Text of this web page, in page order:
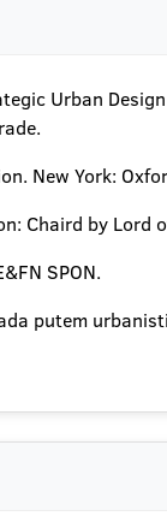
Urban
New York:
Chaird by Lord
SPON.
putem